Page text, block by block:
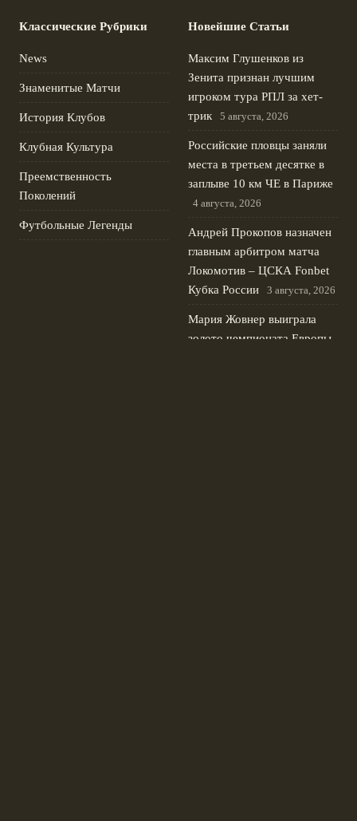
Классические Рубрики
News
Знаменитые Матчи
История Клубов
Клубная Культура
Преемственность
Поколений
Футбольные Легенды
Новейшие Статьи
Максим Глушенков из
Зенита признан лучшим
игроком тура РПЛ за хет-
трик
5 августа, 2026
Российские пловцы заняли
места в третьем десятке в
заплыве 10 км ЧЕ в Париже
4 августа, 2026
Андрей Прокопов назначен
главным арбитром матча
Локомотив – ЦСКА Fonbet
Кубка России
3 августа, 2026
Мария Жовнер выиграла
золото чемпионата Европы